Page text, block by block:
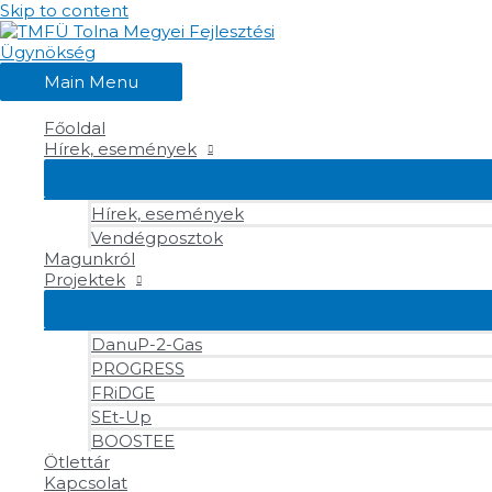
Skip to content
Main Menu
Főoldal
Hírek, események
Hírek, események
Vendégposztok
Magunkról
Projektek
DanuP-2-Gas
PROGRESS
FRiDGE
SEt-Up
BOOSTEE
Ötlettár
Kapcsolat